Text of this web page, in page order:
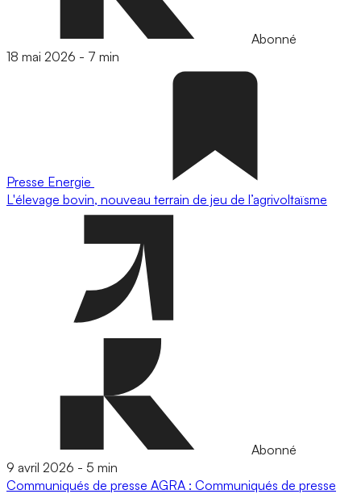
Abonné
18 mai 2026 - 7 min
Presse Energie
L'élevage bovin, nouveau terrain de jeu de l’agrivoltaïsme
Abonné
9 avril 2026 - 5 min
Communiqués de presse AGRA : Communiqués de presse